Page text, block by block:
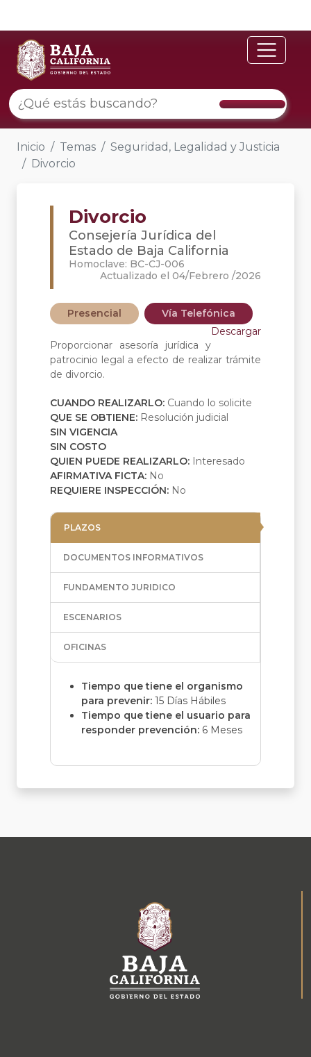
Inicio Temas
Seguridad, Legalidad y Justicia
Divorcio
Divorcio
Consejería Jurídica del
Estado de Baja California
Homoclave: BC-CJ-006
Actualizado el 04/Febrero /2026
Presencial
Vía Telefónica
Descargar
Proporcionar asesoría jurídica y
patrocinio legal a efecto de realizar trámite
de divorcio.
CUANDO REALIZARLO: Cuando lo solicite
QUE SE OBTIENE: Resolución judicial
SIN VIGENCIA
SIN COSTO
QUIEN PUEDE REALIZARLO: Interesado
AFIRMATIVA FICTA: No
REQUIERE INSPECCIÓN: No
PLAZOS
DOCUMENTOS INFORMATIVOS
FUNDAMENTO JURIDICO
ESCENARIOS
OFICINAS
Tiempo que tiene el organismo
para prevenir: 15 Días Hábiles
Tiempo que tiene el usuario para
responder prevención: 6 Meses